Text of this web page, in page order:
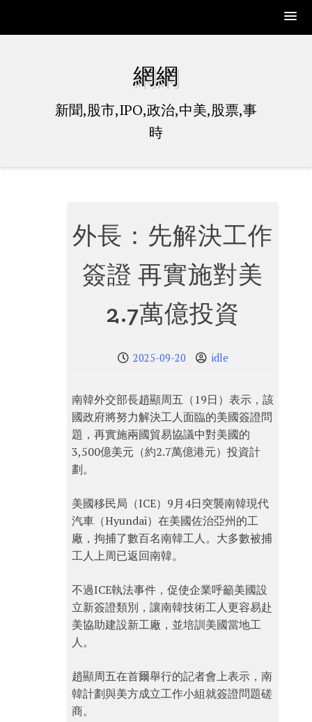
網網
新聞,股市,IPO,政治,中美,股票,事
時
外長：先解決工作
簽證 再實施對美
2.7萬億投資
2025-09-20 idle
南韓外交部長趙顯周五（19日）表示，該
國政府將努力解決工人面臨的美國簽證問
題，再實施兩國貿易協議中對美國的
3,500億美元（約2.7萬億港元）投資計
劃。
美國移民局（ICE）9月4日突襲南韓現代
汽車（Hyundai）在美國佐治亞州的工
廠，拘捕了數百名南韓工人。大多數被捕
工人上周已返回南韓。
不過ICE執法事件，促使企業呼籲美國設
立新簽證類別，讓南韓技術工人更容易赴
美協助建設新工廠，並培訓美國當地工
人。
趙顯周五在首爾舉行的記者會上表示，南
韓計劃與美方成立工作小組就簽證問題磋
商。